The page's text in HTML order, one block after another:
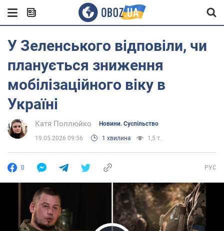
У Зеленського відповіли, чи
планується зниження
мобілізаційного віку в
Україні
Катя Поплюйко Новини. Суспільство
19.05.2026 09:56 1 хвилина 1,5 т.
0 РУС